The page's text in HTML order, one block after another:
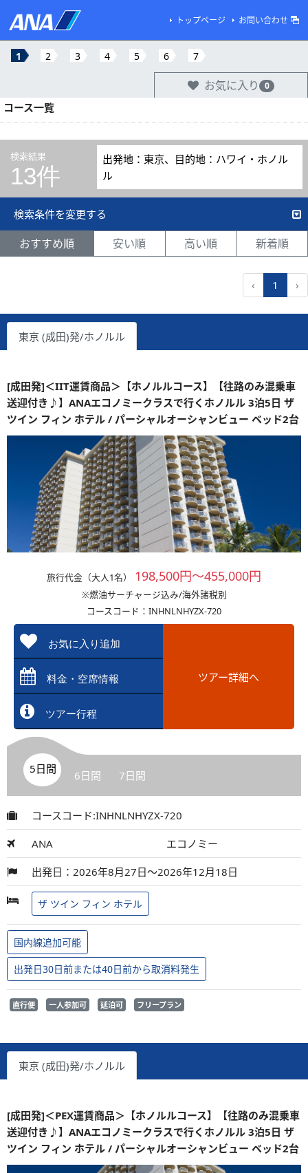
トップページ お問い合わせ
1 2 3 4 5 6 7
お気に入り 0
コース一覧
検索結果
13件
出発地：東京、目的地：ハワイ・ホノル
ル
検索条件を変更する
おすすめ順 安い順 高い順 新着順
‹ 1 ›
東京 (成田)発/ホノルル
[成田発]＜IIT運賃商品＞【ホノルルコース】【往路のみ混乗車
送迎付き♪】ANAエコノミークラスで行くホノルル 3泊5日 ザ
ツイン フィン ホテル / パーシャルオーシャンビュー ベッド2台
旅行代金（大人1名） 198,500円～455,000円
※燃油サーチャージ込み/海外諸税別
コースコード：INHNLNHYZX-720
お気に入り追加
料金・空席情報
ツアー行程
ツアー詳細へ
5日間 6日間 7日間
コースコード:INHNLNHYZX-720
ANA エコノミー
出発日：2026年8月27日～2026年12月18日
ザ ツイン フィン ホテル
国内線追加可能
出発日30日前または40日前から取消料発生
直行便 一人参加可 延泊可 フリープラン
東京 (成田)発/ホノルル
[成田発]＜PEX運賃商品＞【ホノルルコース】【往路のみ混乗車
送迎付き♪】ANAエコノミークラスで行くホノルル 3泊5日 ザ
ツイン フィン ホテル / パーシャルオーシャンビュー ベッド2台